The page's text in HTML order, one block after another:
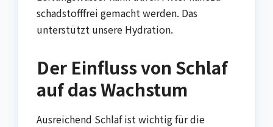
schadstofffrei gemacht werden. Das
unterstützt unsere Hydration.
Der Einfluss von Schlaf
auf das Wachstum
Ausreichend Schlaf ist wichtig für die